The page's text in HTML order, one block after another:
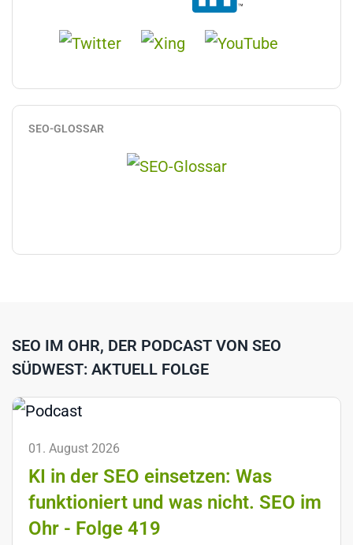
SEO-GLOSSAR
SEO IM OHR, DER PODCAST VON SEO
SÜDWEST: AKTUELL FOLGE
01. August 2026
KI in der SEO einsetzen: Was
funktioniert und was nicht. SEO im
Ohr - Folge 419